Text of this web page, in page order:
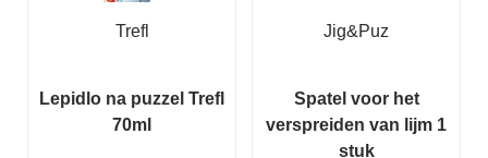
Trefl
Lepidlo na puzzel Trefl
70ml
Jig&Puz
Spatel voor het
verspreiden van lijm 1
stuk